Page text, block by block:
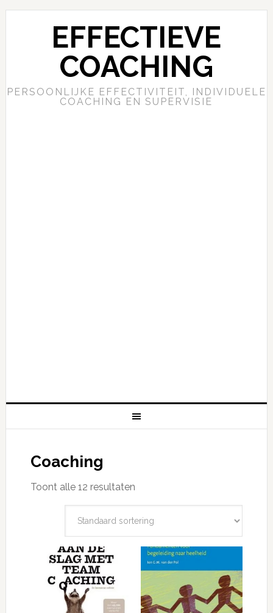
EFFECTIEVE
COACHING
PERSOONLIJKE EFFECTIVITEIT, INDIVIDUELE
COACHING EN SUPERVISIE
Coaching
Toont alle 12 resultaten